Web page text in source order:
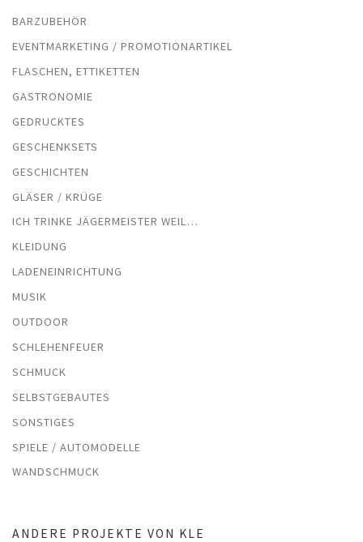
BARZUBEHÖR
EVENTMARKETING / PROMOTIONARTIKEL
FLASCHEN, ETTIKETTEN
GASTRONOMIE
GEDRUCKTES
GESCHENKSETS
GESCHICHTEN
GLÄSER / KRÜGE
ICH TRINKE JÄGERMEISTER WEIL…
KLEIDUNG
LADENEINRICHTUNG
MUSIK
OUTDOOR
SCHLEHENFEUER
SCHMUCK
SELBSTGEBAUTES
SONSTIGES
SPIELE / AUTOMODELLE
WANDSCHMUCK
ANDERE PROJEKTE VON KLE